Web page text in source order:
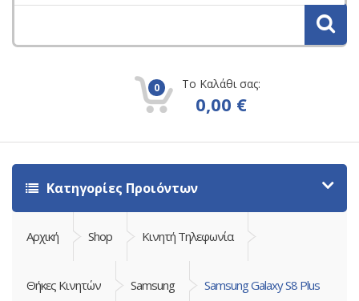
0 Το Καλάθι σας:
0,00 €
Κατηγορίες Προιόντων
Αρχική Shop Κινητή Τηλεφωνία
Θήκες Κινητών Samsung Samsung Galaxy S8 Plus